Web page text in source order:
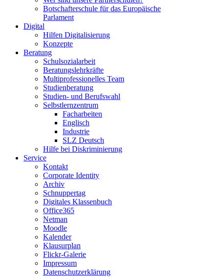
Botschafterschule für das Europäische
Parlament
Digital
Hilfen Digitalisierung
Konzepte
Beratung
Schulsozialarbeit
Beratungslehrkräfte
Multiprofessionelles Team
Studienberatung
Studien- und Berufswahl
Selbstlernzentrum
Facharbeiten
Englisch
Industrie
SLZ Deutsch
Hilfe bei Diskriminierung
Service
Kontakt
Corporate Identity
Archiv
Schnuppertag
Digitales Klassenbuch
Office365
Netman
Moodle
Kalender
Klausurplan
Flickr-Galerie
Impressum
Datenschutzerklärung